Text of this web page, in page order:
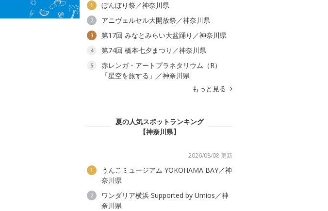
1 ぼんぼり祭／神奈川県
2 アニヴェルセル大開放祭／神奈川県
3 第17回 みなとみらい大盆踊り／神奈川県
4 第74回 橋本七夕まつり／神奈川県
5
赤レンガ・アートプラネタリウム（R）
「星空を旅する」／神奈川県
もっと見る
夏の人気スポットランキング
【神奈川県】
2026/08/08 更新
1
うんこミュージアム YOKOHAMA BAY／神
奈川県
2
ワンダリア横浜 Supported by Umios／神
奈川県